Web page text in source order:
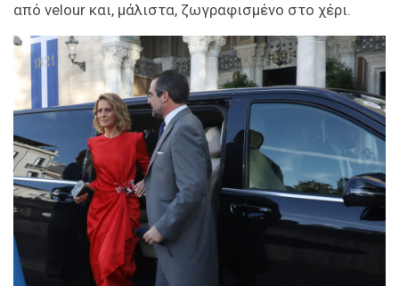
από velour και, μάλιστα, ζωγραφισμένο στο χέρι.